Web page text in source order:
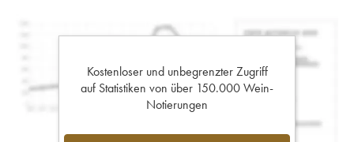
Kostenloser und unbegrenzter Zugriff
auf Statistiken von über 150.000 Wein-
Notierungen